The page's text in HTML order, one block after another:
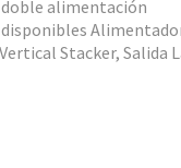
alimentación
Stacker, Salida